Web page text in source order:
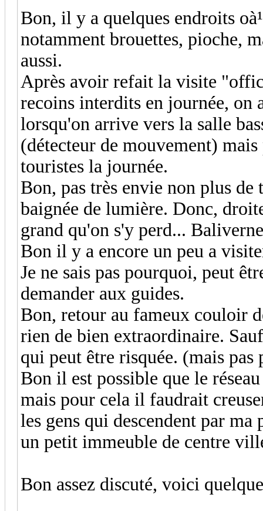
Bon, il y a quelques endroits
notamment brouettes, pioche,
aussi.
Après avoir refait la visite
recoins interdits en journée, on
lorsqu'on arrive vers la salle
(détecteur de mouvement)
touristes la journée.
Bon, pas très envie non plus de
baignée de lumière. Donc,
grand qu'on s'y perd...
Bon il y a encore un peu a
Je ne sais pas pourquoi, peut
demander aux guides.
Bon, retour au fameux couloir
rien de bien extraordinaire.
qui peut être risquée. (mais
Bon il est possible que le
mais pour cela il faudrait
les gens qui descendent par
un petit immeuble de centre
Bon assez discuté, voici